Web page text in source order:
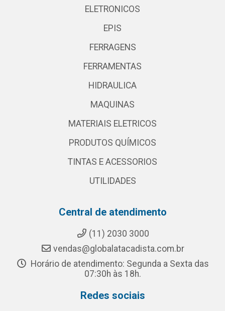
ELETRONICOS
EPIS
FERRAGENS
FERRAMENTAS
HIDRAULICA
MAQUINAS
MATERIAIS ELETRICOS
PRODUTOS QUÍMICOS
TINTAS E ACESSORIOS
UTILIDADES
Central de atendimento
(11) 2030 3000
vendas@globalatacadista.com.br
Horário de atendimento: Segunda a Sexta das
07:30h às 18h.
Redes sociais